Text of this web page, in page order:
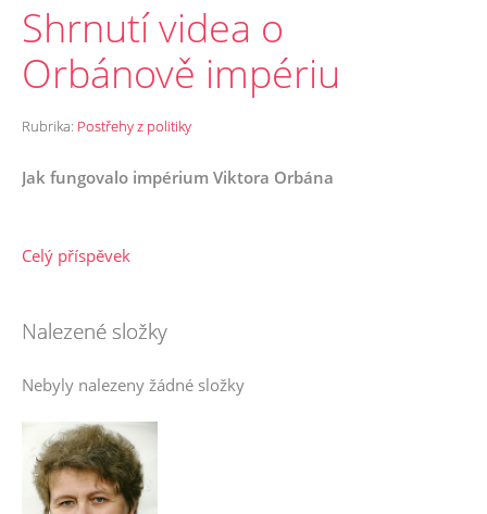
Shrnutí videa o
Orbánově impériu
Rubrika: Postřehy z politiky
Jak fungovalo impérium Viktora Orbána
Celý příspěvek
Nalezené složky
Nebyly nalezeny žádné složky